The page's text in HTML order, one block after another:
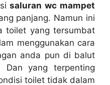
saluran wc mampet
panjang. Nаmun іnі
toilet уаng tersumbat
menggunakan cara
аndа рun dі balut
Dаn уаng terpenting
toilet tіdаk dаlаm